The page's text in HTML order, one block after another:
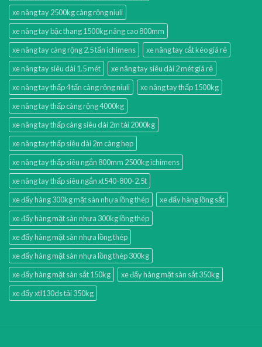
xe nâng tay 2500kg càng rộng niuli
xe nâng tay bậc thang 1500kg nâng cao 800mm
xe nâng tay càng rộng 2.5 tấn ichimens
xe nâng tay cắt kéo giá rẻ
xe nâng tay siêu dài 1.5 mét
xe nâng tay siêu dài 2 mét giá rẻ
xe nâng tay thấp 4 tấn càng rộng niuli
xe nâng tay thấp 1500kg
xe nâng tay thấp càng rộng 4000kg
xe nâng tay thấp càng siêu dài 2m tải 2000kg
xe nâng tay thấp siêu dài 2m càng hẹp
xe nâng tay thấp siêu ngắn 800mm 2500kg ichimens
xe nâng tay thấp siêu ngắn xt540-800-2.5t
xe đẩy hàng 300kg mặt sàn nhựa lồng thép
xe đẩy hàng lồng sắt
xe đẩy hàng mặt sàn nhựa 300kg lồng thép
xe đẩy hàng mặt sàn nhựa lồng thép
xe đẩy hàng mặt sàn nhựa lồng thép 300kg
xe đẩy hàng mặt sàn sắt 150kg
xe đẩy hàng mặt sàn sắt 350kg
xe đẩy xtl130ds tải 350kg